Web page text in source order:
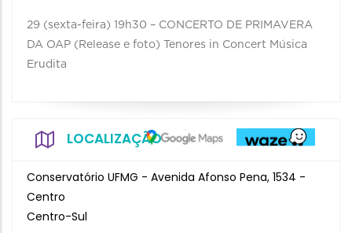
29 (sexta-feira) 19h30 – CONCERTO DE PRIMAVERA
DA OAP (Release e foto) Tenores in Concert Música
Erudita
LOCALIZAÇÃO
Conservatório UFMG - Avenida Afonso Pena, 1534 -
Centro
Centro-Sul